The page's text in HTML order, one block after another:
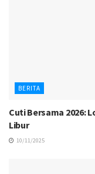
BERITA
Cuti Bersama 2026:
Libur
10/11/2025